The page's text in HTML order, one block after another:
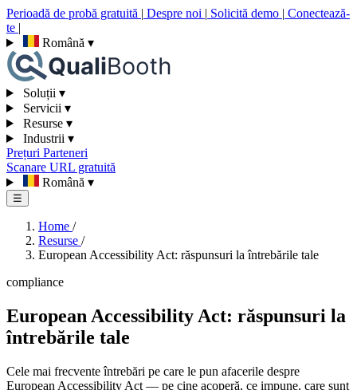
Perioadă de probă gratuită | Despre noi | Solicită demo | Conectează-
te |
Română ▾
Soluții ▾
Servicii ▾
Resurse ▾
Industrii ▾
Prețuri Parteneri
Scanare URL gratuită
Română ▾
☰
Home /
Resurse /
European Accessibility Act: răspunsuri la întrebările tale
compliance
European Accessibility Act: răspunsuri la
întrebările tale
Cele mai frecvente întrebări pe care le pun afacerile despre
European Accessibility Act — pe cine acoperă, ce impune, care sunt